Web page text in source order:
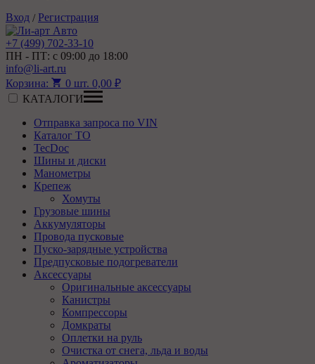
Вход / Регистрация
+7 (499) 702-33-10
ПН - ПТ: с 09:00 до 18:00
info@li-art.ru
Корзина:
0 шт. 0,00 ₽
КАТАЛОГИ
Отправка запроса по VIN
Каталог ТО
TecDoc
Шины и диски
Манометры
Крепеж
Хомуты
Грузовые шины
Аккумуляторы
Провода пусковые
Пуско-зарядные устройства
Предпусковые подогреватели
Аксессуары
Оригинальные аксессуары
Канистры
Компрессоры
Домкраты
Оплетки на руль
Очистка от снега, льда и воды